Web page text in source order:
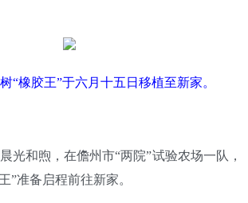
“橡胶王”于六月十五日移植至新家。
光和煦，在儋州市“两院”试验农场一队，
”准备启程前往新家。